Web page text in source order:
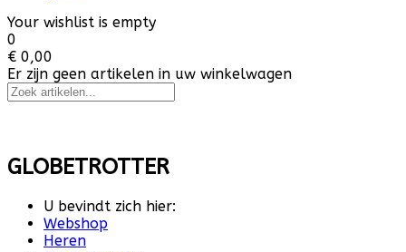
Your wishlist is empty
0
€ 0,00
Er zijn geen artikelen in uw winkelwagen
GLOBETROTTER
U bevindt zich hier:
Webshop
Heren